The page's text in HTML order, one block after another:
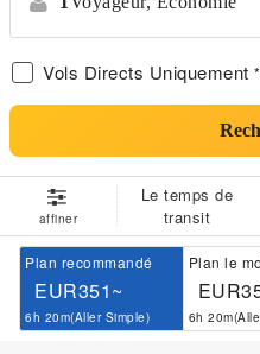
Vols Directs Uniquement
affiner
Le temps de
transit
Plan recommandé
EUR351~
6h 20m(Aller Simple)
Plan le
6h